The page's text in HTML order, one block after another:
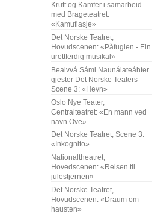
Krutt og Kamfer i samarbeid
med Brageteatret:
«Kamuflasje»
Det Norske Teatret,
Hovudscenen: «Påfuglen - Ein
urettferdig musikal»
Beaivvá Sámi Naunálateáhter
gjester Det Norske Teaters
Scene 3: «Hevn»
Oslo Nye Teater,
Centralteatret: «En mann ved
navn Ove»
Det Norske Teatret, Scene 3:
«Inkognito»
Nationaltheatret,
Hovedscenen: «Reisen til
julestjernen»
Det Norske Teatret,
Hovudscenen: «Draum om
hausten»